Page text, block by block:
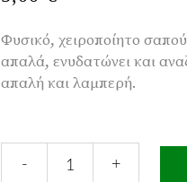
Φυσικό, χειροποίητο
απαλά, ενυδατώνει και
απαλή και λαμπερή.
- +